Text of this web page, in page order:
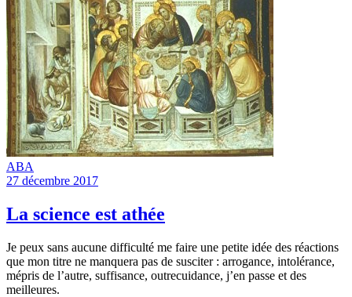
ABA
27 décembre 2017
La science est athée
Je peux sans aucune difficulté me faire une petite idée des réactions
que mon titre ne manquera pas de susciter : arrogance, intolérance,
mépris de l’autre, suffisance, outrecuidance, j’en passe et des
meilleures.